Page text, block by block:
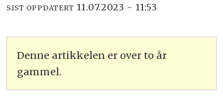
SIST OPPDATERT 11.07.2023 - 11:53
Denne artikkelen er over to år
gammel.